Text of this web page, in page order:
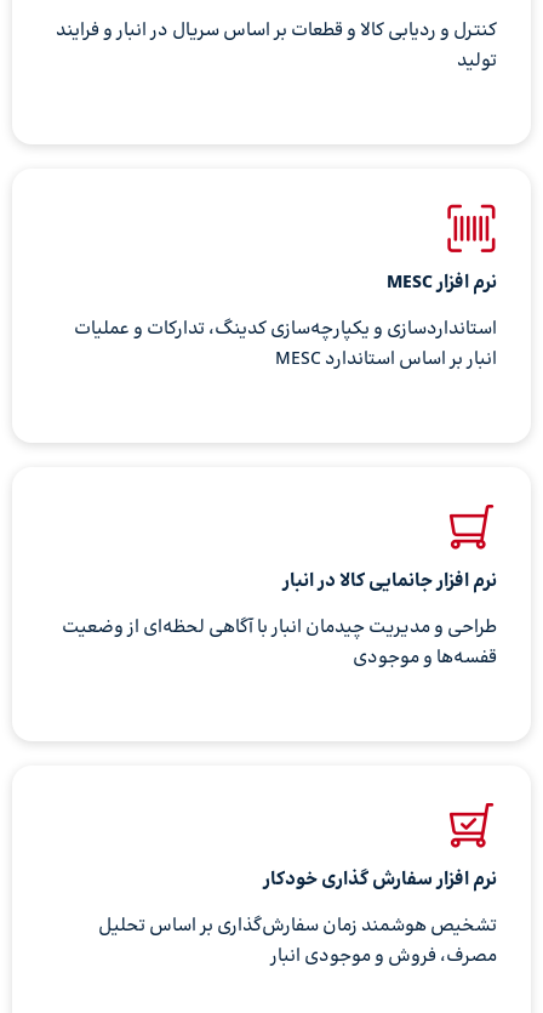
کنترل و ردیابی کالا و قطعات بر اساس سریال در انبار و فرایند
تولید
نرم افزار MESC
استانداردسازی و یکپارچه‌سازی کدینگ، تدارکات و عملیات
انبار بر اساس استاندارد MESC
نرم افزار جانمایی کالا در انبار
طراحی و مدیریت چیدمان انبار با آگاهی لحظه‌ای از وضعیت
قفسه‌ها و موجودی
نرم افزار سفارش گذاری خودکار
تشخیص هوشمند زمان سفارش‌گذاری بر اساس تحلیل
مصرف، فروش و موجودی انبار